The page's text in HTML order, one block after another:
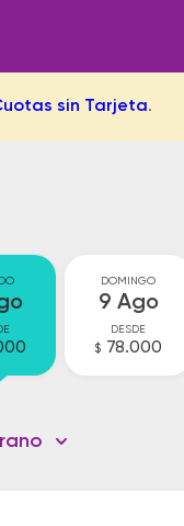
sin Tarjeta.
DOMINGO
9 Ago
DESDE
$ 78.000